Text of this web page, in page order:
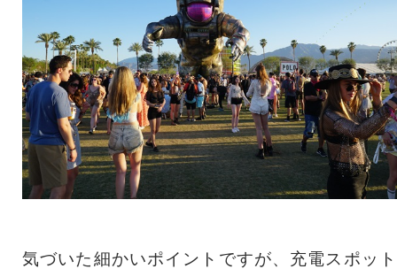
気づいた細かいポイントですが、充電スポット